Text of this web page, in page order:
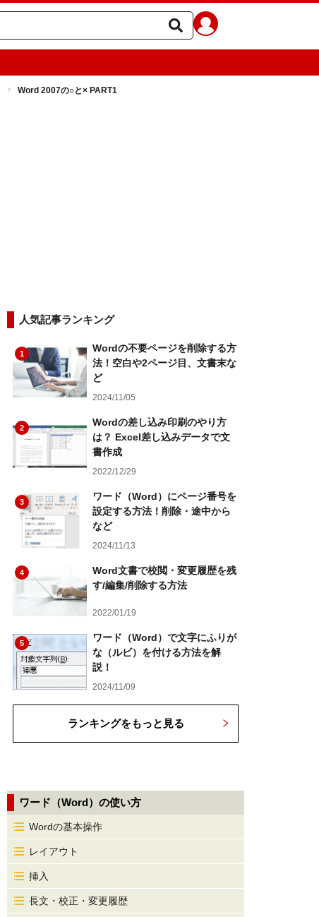
Word 2007の○と× PART1
人気記事ランキング
1
Wordの不要ページを削除する方
法！空白や2ページ目、文書末な
ど
2024/11/05
2
Wordの差し込み印刷のやり方
は？ Excel差し込みデータで文
書作成
2022/12/29
3
ワード（Word）にページ番号を
設定する方法！削除・途中から
など
2024/11/13
4
Word文書で校閲・変更履歴を残
す/編集/削除する方法
2022/01/19
5
ワード（Word）で文字にふりが
な（ルビ）を付ける方法を解
説！
2024/11/09
ランキングをもっと見る
ワード（Word）の使い方
Wordの基本操作
レイアウト
挿入
長文・校正・変更履歴